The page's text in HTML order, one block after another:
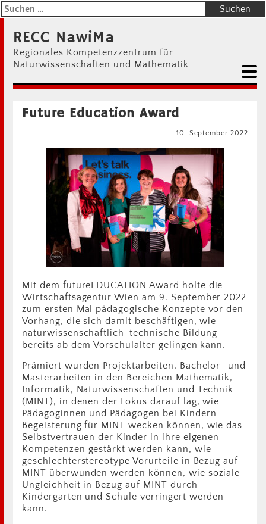
RECC NawiMa
Regionales Kompetenzzentrum für
Naturwissenschaften und Mathematik
Future Education Award
10. September 2022
Mit dem futureEDUCATION Award holte die
Wirtschaftsagentur Wien am 9. September 2022
zum ersten Mal pädagogische Konzepte vor den
Vorhang, die sich damit beschäftigen, wie
naturwissenschaftlich-technische Bildung
bereits ab dem Vorschulalter gelingen kann.
Prämiert wurden Projektarbeiten, Bachelor- und
Masterarbeiten in den Bereichen Mathematik,
Informatik, Naturwissenschaften und Technik
(MINT), in denen der Fokus darauf lag, wie
Pädagoginnen und Pädagogen bei Kindern
Begeisterung für MINT wecken können, wie das
Selbstvertrauen der Kinder in ihre eigenen
Kompetenzen gestärkt werden kann, wie
geschlechterstereotype Vorurteile in Bezug auf
MINT überwunden werden können, wie soziale
Ungleichheit in Bezug auf MINT durch
Kindergarten und Schule verringert werden
kann.